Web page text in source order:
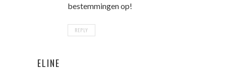
bestemmingen op!
REPLY
ELINE